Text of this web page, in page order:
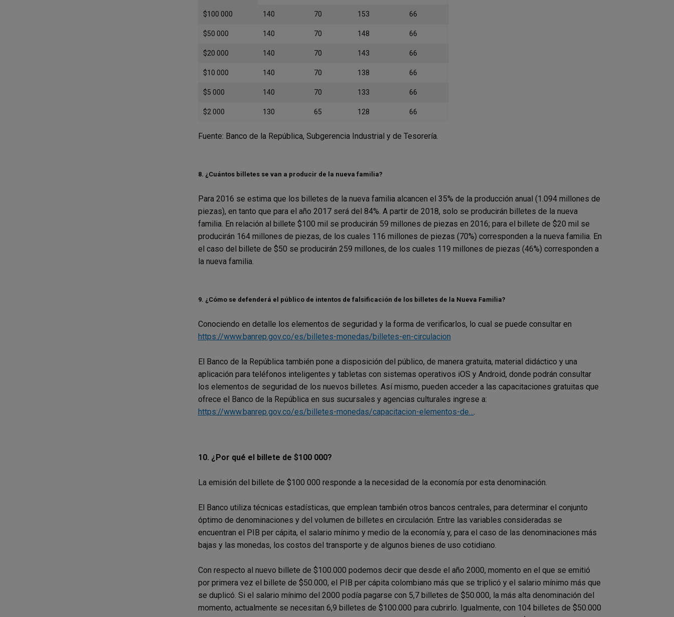
$100 000 140 70 153 66
$50 000 140 70 148 66
$20 000 140 70 143 66
$10 000 140 70 138 66
$5 000 140 70 133 66
$2 000 130 65 128 66
Fuente: Banco de la República, Subgerencia Industrial y de Tesorería.
8. ¿Cuántos billetes se van a producir de la nueva familia?
Para 2016 se estima que los billetes de la nueva familia alcancen el 35% de la producción anual (1.094 millones de
piezas), en tanto que para el año 2017 será del 84%. A partir de 2018, solo se producirán billetes de la nueva
familia. En relación al billete $100 mil se producirán 59 millones de piezas en 2016; para el billete de $20 mil se
producirán 164 millones de piezas, de los cuales 116 millones de piezas (70%) corresponden a la nueva familia. En
el caso del billete de $50 se producirán 259 millones, de los cuales 119 millones de piezas (46%) corresponden a
la nueva familia.
9. ¿Cómo se defenderá el público de intentos de falsificación de los billetes de la Nueva Familia?
Conociendo en detalle los elementos de seguridad y la forma de verificarlos, lo cual se puede consultar en
https://www.banrep.gov.co/es/billetes-monedas/billetes-en-circulacion
El Banco de la República también pone a disposición del público, de manera gratuita, material didáctico y una
aplicación para teléfonos inteligentes y tabletas con sistemas operativos iOS y Android, donde podrán consultar
los elementos de seguridad de los nuevos billetes. Así mismo, pueden acceder a las capacitaciones gratuitas que
ofrece el Banco de la República en sus sucursales y agencias culturales ingrese a:
https://www.banrep.gov.co/es/billetes-monedas/capacitacion-elementos-de….
10. ¿Por qué el billete de $100 000?
La emisión del billete de $100 000 responde a la necesidad de la economía por esta denominación.
El Banco utiliza técnicas estadísticas, que emplean también otros bancos centrales, para determinar el conjunto
óptimo de denominaciones y del volumen de billetes en circulación. Entre las variables consideradas se
encuentran el PIB per cápita, el salario mínimo y medio de la economía y, para el caso de las denominaciones más
bajas y las monedas, los costos del transporte y de algunos bienes de uso cotidiano.
Con respecto al nuevo billete de $100.000 podemos decir que desde el año 2000, momento en el que se emitió
por primera vez el billete de $50.000, el PIB per cápita colombiano más que se triplicó y el salario mínimo más que
se duplicó. Si el salario mínimo del 2000 podía pagarse con 5,7 billetes de $50.000, la más alta denominación del
momento, actualmente se necesitan 6,9 billetes de $100.000 para cubrirlo. Igualmente, con 104 billetes de $50.000